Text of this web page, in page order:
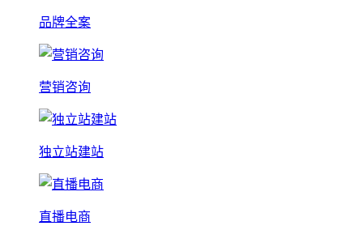
品牌全案
营销咨询
独立站建站
直播电商